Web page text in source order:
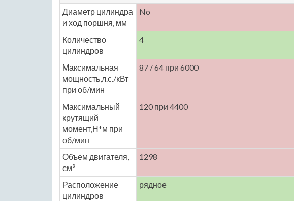
Диаметр цилиндра
и ход поршня, мм
No
Количество
цилиндров
4
Максимальная
мощность,л.с./кВт
при об/мин
87 / 64 при 6000
Максимальный
крутящий
момент,Н*м при
об/мин
120 при 4400
Объем двигателя,
см³
1298
Расположение
цилиндров
рядное